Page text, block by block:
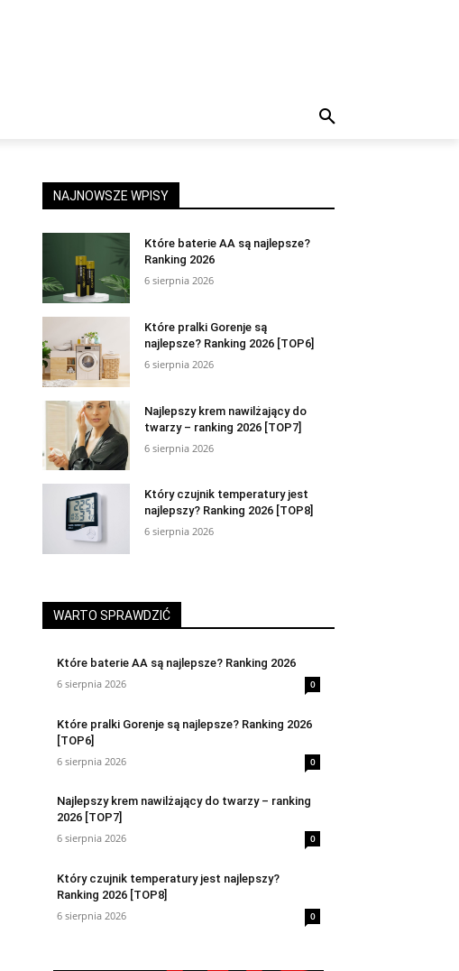
NAJNOWSZE WPISY
Które baterie AA są najlepsze?
Ranking 2026
6 sierpnia 2026
Które pralki Gorenje są
najlepsze? Ranking 2026 [TOP6]
6 sierpnia 2026
Najlepszy krem nawilżający do
twarzy – ranking 2026 [TOP7]
6 sierpnia 2026
Który czujnik temperatury jest
najlepszy? Ranking 2026 [TOP8]
6 sierpnia 2026
WARTO SPRAWDZIĆ
Które baterie AA są najlepsze? Ranking 2026
6 sierpnia 2026
0
Które pralki Gorenje są najlepsze? Ranking 2026
[TOP6]
6 sierpnia 2026
0
Najlepszy krem nawilżający do twarzy – ranking
2026 [TOP7]
6 sierpnia 2026
0
Który czujnik temperatury jest najlepszy?
Ranking 2026 [TOP8]
6 sierpnia 2026
0